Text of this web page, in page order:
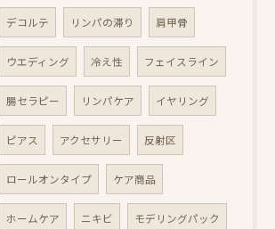
デコルテ リンパの滞り 肩甲骨
ウエディング 冷え性 フェイスライン
腸セラピー リンパケア イヤリング
ピアス アクセサリー 反射区
ロールオンタイプ ケア商品
ホームケア ニキビ モデリングパック